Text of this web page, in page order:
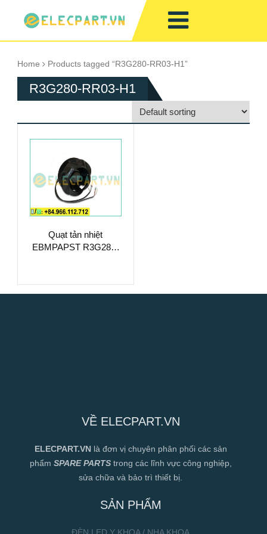
Home Products tagged “R3G280-RR03-H1”
R3G280-RR03-H1
Quạt tản nhiệt
EBMPAPST R3G280-
VỀ ELECPART.VN
ELECPART.VN là đơn vị chuyên phân phối các sản
phẩm SPARE PARTStrong các lĩnh vực công nghiệp,
sửa chữa và bảo trì thiết bị.
SẢN PHẨM
ĐÈN LED Y KHOA / NHA KHOA